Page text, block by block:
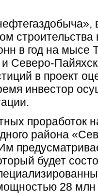
в год на мысе
Северо-
в проект
инвестор
проработок
района
будет
28 млн